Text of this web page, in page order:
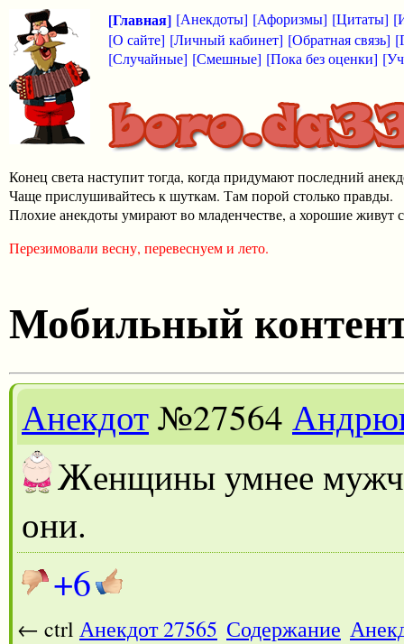
[Главная] [Анекдоты] [Афоризмы] [Цитаты]
[О сайте] [Личный кабинет] [Обратная связь]
[Случайные] [Смешные] [Пока без оценки]
Конец света наступит тогда, когда придумают последний
Чаще прислушивайтесь к шуткам. Там порой столько правды.
Плохие анекдоты умирают во младенчестве, а хорошие живут
Перезимовали весну, перевеснуем и лето.
Мобильный
Анекдот№27564
Женщины умнее
они.
+6
← ctrl Анекдот 27565 Содержание